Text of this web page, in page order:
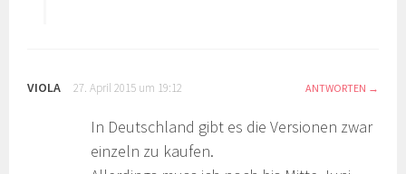
VIOLA 27. April 2015 um 19:12 ANTWORTEN
In Deutschland gibt es die Versionen zwar
einzeln zu kaufen.